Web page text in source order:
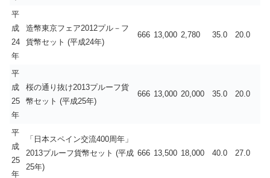
平
成
24
年
造幣東京フェア2012プル－フ
貨幣セット (平成24年)
666 13,000 2,780 35.0 20.0
平
成
25
年
桜の通り抜け2013プルーフ貨
幣セット (平成25年)
666 13,000 20,000 35.0 20.0
平
成
25
年
「日本スペイン交流400周年」
2013プルーフ貨幣セット (平成
25年)
666 13,500 18,000 40.0 27.0